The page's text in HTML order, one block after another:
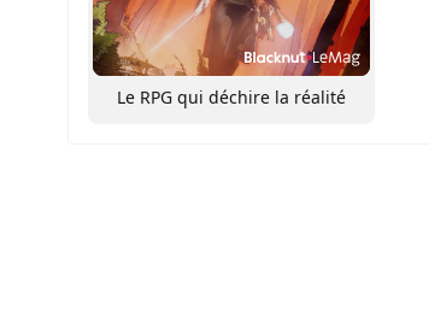
Le RPG qui déchire la réalité